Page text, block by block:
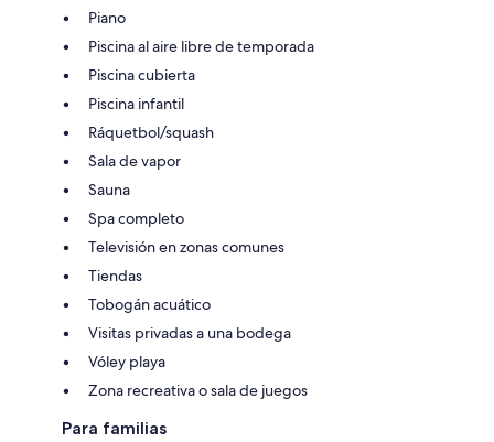
Piano
Piscina al aire libre de temporada
Piscina cubierta
Piscina infantil
Ráquetbol/squash
Sala de vapor
Sauna
Spa completo
Televisión en zonas comunes
Tiendas
Tobogán acuático
Visitas privadas a una bodega
Vóley playa
Zona recreativa o sala de juegos
Para familias